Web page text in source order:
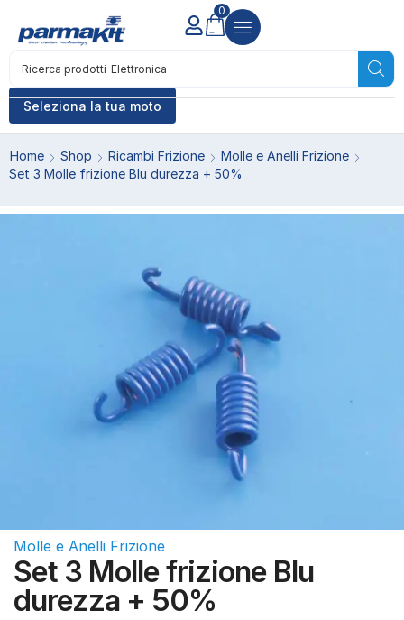
Seleziona la tua moto
Ricerca prodotti Elettronica
0
Home Shop Ricambi Frizione
Molle e Anelli Frizione
Set 3 Molle frizione Blu durezza + 50%
Molle e Anelli Frizione
Set 3 Molle frizione Blu
durezza + 50%